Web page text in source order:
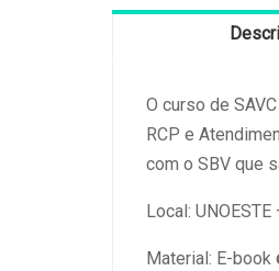
O curso de
RCP e
com o SBV que
Local: UNOESTE
Material: E-book